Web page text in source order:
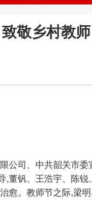
敬乡村教
公司、中共韶关市
,董钒、王浩宇、陈
愈。教师节之际,梁